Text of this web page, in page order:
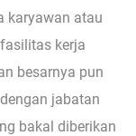
karyawan atau
kerja
besarnya pun
jabatan
bakal diberikan